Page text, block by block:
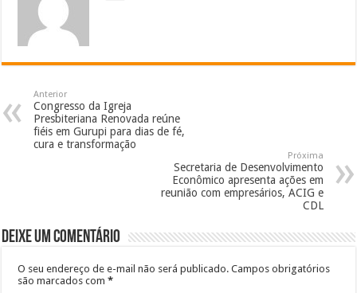
Anterior
Congresso da Igreja
Presbiteriana Renovada reúne
fiéis em Gurupi para dias de fé,
cura e transformação
Próxima
Secretaria de Desenvolvimento
Econômico apresenta ações em
reunião com empresários, ACIG e
CDL
Deixe um comentário
O seu endereço de e-mail não será publicado. Campos obrigatórios
são marcados com*